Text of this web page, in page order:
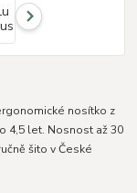
nosítko z
4,5 let. Nosnost až 30
šito v České